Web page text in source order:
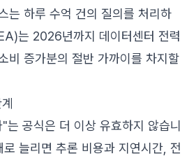
는 하루 수억 건의 질의를 처리하
는 2026년까지 데이터센터 전력
비 증가분의 절반 가까이를 차지할
는 공식은 더 이상 유효하지 않습니
늘리면 추론 비용과 지연시간, 전